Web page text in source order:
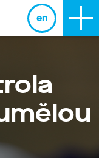
en